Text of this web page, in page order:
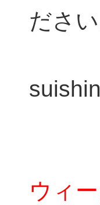
ださい
メ
申
ウィ